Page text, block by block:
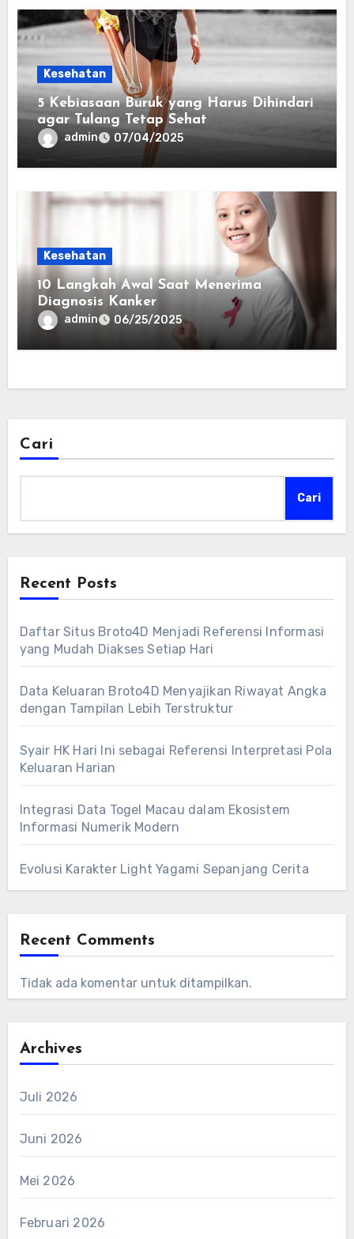
Kesehatan
5 Kebiasaan Buruk yang Harus Dihindari
agar Tulang Tetap Sehat
admin 07/04/2025
Kesehatan
10 Langkah Awal Saat Menerima
Diagnosis Kanker
admin 06/25/2025
Cari
Cari
Recent Posts
Daftar Situs Broto4D Menjadi Referensi Informasi
yang Mudah Diakses Setiap Hari
Data Keluaran Broto4D Menyajikan Riwayat Angka
dengan Tampilan Lebih Terstruktur
Syair HK Hari Ini sebagai Referensi Interpretasi Pola
Keluaran Harian
Integrasi Data Togel Macau dalam Ekosistem
Informasi Numerik Modern
Evolusi Karakter Light Yagami Sepanjang Cerita
Recent Comments
Tidak ada komentar untuk ditampilkan.
Archives
Juli 2026
Juni 2026
Mei 2026
Februari 2026